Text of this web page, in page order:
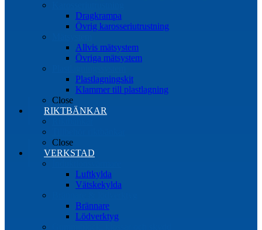
Dragkrampa
Övrig karosseriutrustning
Allvis mätsystem
Övriga mätsystem
Plastlagningskit
Klammer till plastlagning
Close
RIKTBÄNKAR
Close
VERKSTAD
Luftkylda
Vätskekylda
Brännare
Lödverktyg